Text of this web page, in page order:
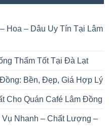
Hoa – Dâu Uy Tín Tại Lâm
Thấm Tốt Tại Đà Lạt
Bền, Đẹp, Giá Hợp Lý
Cho Quán Café Lâm Đồng
Nhanh – Chất Lượng –